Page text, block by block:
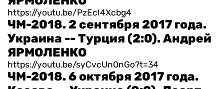
https://youtu.be/PzEcI4Xcbg4
ЧМ-2018. 2 сентября 2017 года.
Украина -- Турция (2:0). Андрей
ЯРМОЛЕНКО
https://youtu.be/syCvcUn0nGo?t=34
ЧМ-2018. 6 октября 2017 года.